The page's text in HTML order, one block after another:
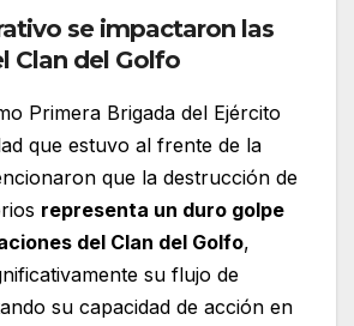
se impactaron las
Clan del Golfo
Primera Brigada del Ejército
que estuvo al frente de la
que la destrucción de
representa un duro golpe
del Clan del Golfo,
su flujo de
su capacidad de acción en